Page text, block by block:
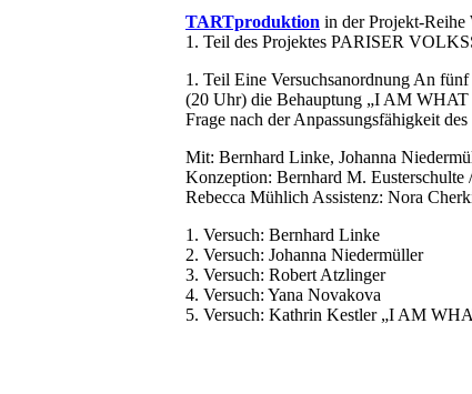
TARTproduktion in der Projekt-
1. Teil des Projektes PARISER
1. Teil Eine Versuchsanordnung An
(20 Uhr) die Behauptung „I AM
Frage nach der Anpassungsfähigkeit des
Mit: Bernhard Linke, Johanna
Konzeption: Bernhard M.
Rebecca Mühlich Assistenz: Nora
1. Versuch: Bernhard Linke
2. Versuch: Johanna Niedermüller
3. Versuch: Robert Atzlinger
4. Versuch: Yana Novakova
5. Versuch: Kathrin Kestler „I AM